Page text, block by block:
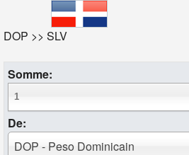
DOP >> SLV
Somme:
De:
DOP - Peso Dominicain